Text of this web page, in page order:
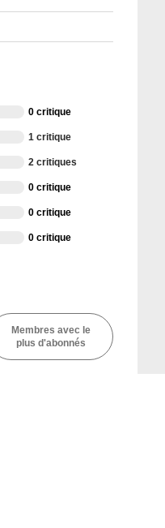
0 critique
1 critique
2 critiques
0 critique
0 critique
0 critique
Membres avec le
plus d'abonnés